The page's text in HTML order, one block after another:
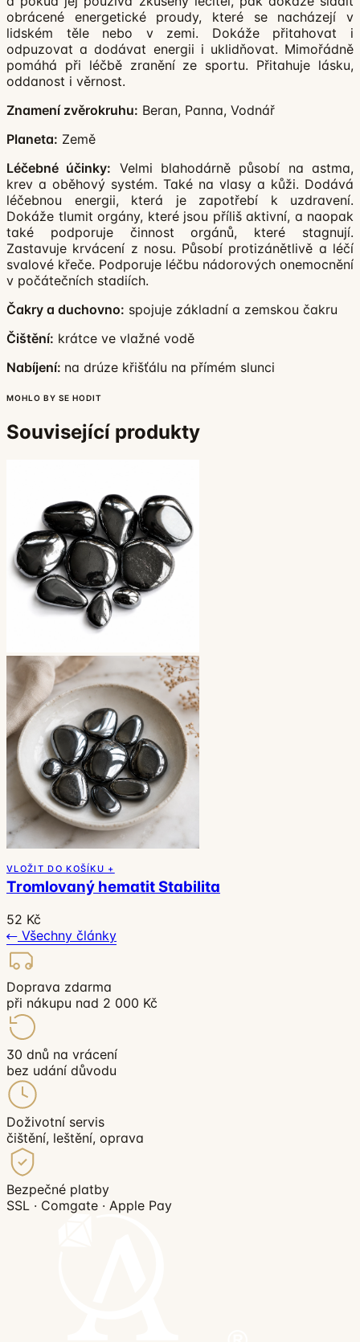
obrácené energetické proudy, které se nacházejí v
lidském těle nebo v zemi. Dokáže přitahovat i
odpuzovat a dodávat energii i uklidňovat. Mimořádně
pomáhá při léčbě zranění ze sportu. Přitahuje lásku,
oddanost i věrnost.
Znamení zvěrokruhu: Beran, Panna, Vodnář
Planeta: Země
Léčebné účinky: Velmi blahodárně působí na astma,
krev a oběhový systém. Také na vlasy a kůži. Dodává
léčebnou energii, která je zapotřebí k uzdravení.
Dokáže tlumit orgány, které jsou příliš aktivní, a naopak
také podporuje činnost orgánů, které stagnují.
Zastavuje krvácení z nosu. Působí protizánětlivě a léčí
svalové křeče. Podporuje léčbu nádorových onemocnění
v počátečních stadiích.
Čakry a duchovno: spojuje základní a zemskou čakru
Čištění: krátce ve vlažné vodě
Nabíjení: na drúze křišťálu na přímém slunci
MOHLO BY SE HODIT
Související produkty
VLOŽIT DO KOŠÍKU +
Tromlovaný hematit Stabilita
52 Kč
Všechny články
Doprava zdarma
při nákupu nad 2 000 Kč
30 dnů na vrácení
bez udání důvodu
Doživotní servis
čištění, leštění, oprava
Bezpečné platby
SSL · Comgate · Apple Pay